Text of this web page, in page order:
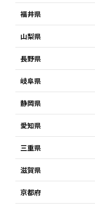
福井県
山梨県
長野県
岐阜県
静岡県
愛知県
三重県
滋賀県
京都府